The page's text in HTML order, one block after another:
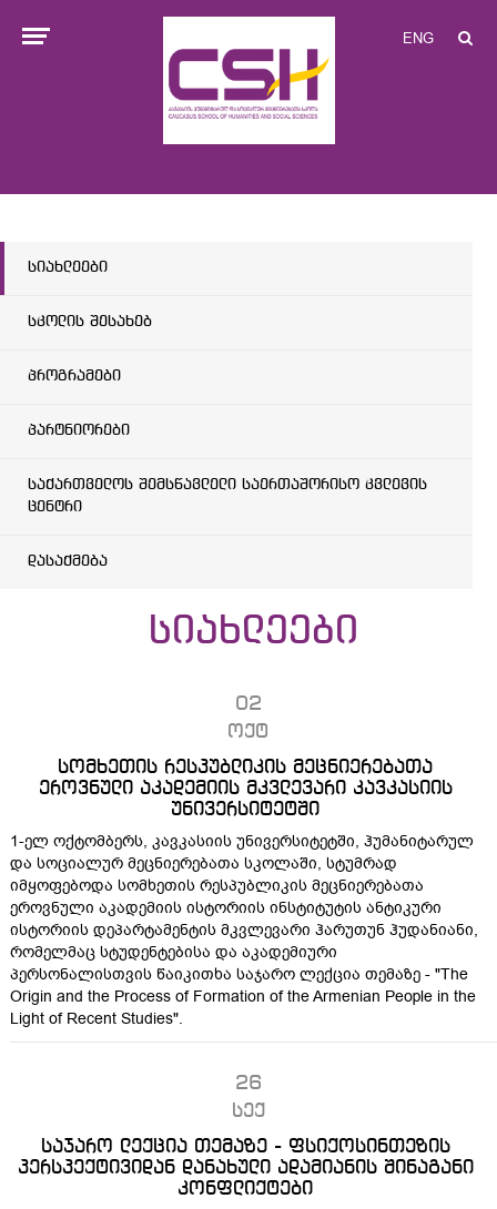
ENG
სიახლეები
სკოლის შესახებ
პროგრამები
პარტნიორები
საქართველოს შემსწავლელი საერთაშორისო კვლევის
ცენტრი
დასაქმება
სიახლეები
02
ოქტ
სომხეთის რესპუბლიკის მეცნიერებათა
ეროვნული აკადემიის მკვლევარი კავკასიის
უნივერსიტეტში
1-ელ ოქტომბერს, კავკასიის უნივერსიტეტში, ჰუმანიტარულ
და სოციალურ მეცნიერებათა სკოლაში, სტუმრად
იმყოფებოდა სომხეთის რესპუბლიკის მეცნიერებათა
ეროვნული აკადემიის ისტორიის ინსტიტუტის ანტიკური
ისტორიის დეპარტამენტის მკვლევარი ჰარუთუნ ჰუდანიანი,
რომელმაც სტუდენტებისა და აკადემიური
პერსონალისთვის წაიკითხა საჯარო ლექცია თემაზე - "The
Origin and the Process of Formation of the Armenian People in the
Light of Recent Studies".
26
სექ
საჯარო ლექცია თემაზე - ფსიქოსინთეზის
პერსპექტივიდან დანახული ადამიანის შინაგანი
კონფლიქტები